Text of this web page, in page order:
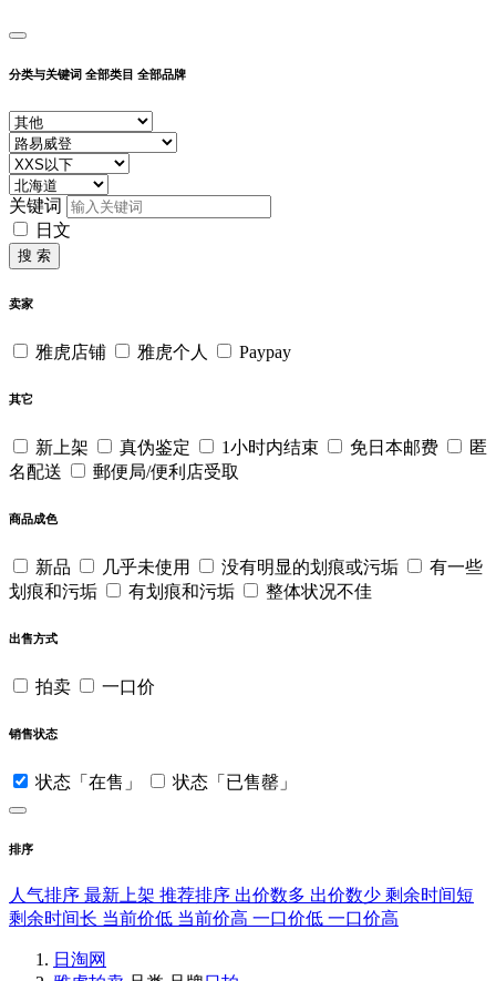
分类与关键词 全部类目 全部品牌
关键词
日文
搜 索
卖家
雅虎店铺 雅虎个人 Paypay
其它
新上架 真伪鉴定 1小时内结束 免日本邮费
匿
名配送
郵便局/便利店受取
商品成色
新品 几乎未使用 没有明显的划痕或污垢
有一些
划痕和污垢
有划痕和污垢 整体状况不佳
出售方式
拍卖 一口价
销售状态
状态「在售」 状态「已售罄」
排序
人气排序 最新上架 推荐排序 出价数多 出价数少 剩余时间短
剩余时间长 当前价低 当前价高 一口价低 一口价高
日淘网